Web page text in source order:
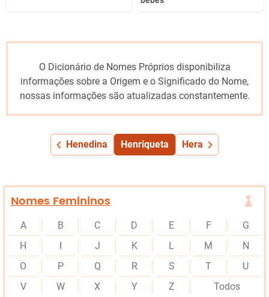
O Dicionário de Nomes Próprios disponibiliza
informações sobre a Origem e o Significado do Nome,
nossas informações são atualizadas constantemente.
Henedina Henriqueta Hera
Nomes Femininos
A B C D E F
G
H
J K L M
N
O
P Q R S T
U
V
W X Y Z Todos